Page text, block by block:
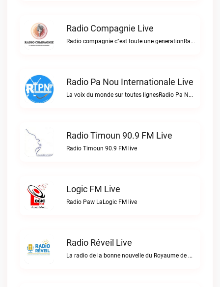
Radio Compagnie Live
Radio compagnie c"est toute une generationRadio Compagnie live
Radio Pa Nou Internationale Live
La voix du monde sur toutes lignesRadio Pa Nou Internationale live
Radio Timoun 90.9 FM Live
Radio Timoun 90.9 FM live
Logic FM Live
Radio Paw LaLogic FM live
Radio Réveil Live
La radio de la bonne nouvelle du Royaume de DIEU en Haïti.Radio Réveil live